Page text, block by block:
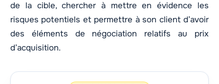
de la cible, chercher à mettre en évidence les
risques potentiels et permettre à son client d’avoir
des éléments de négociation relatifs au prix
d’acquisition.